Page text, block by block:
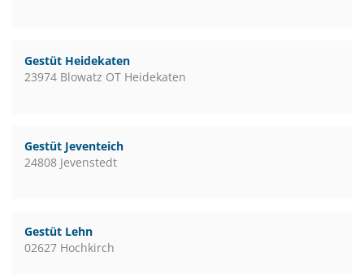
Gestüt Heidekaten
23974 Blowatz OT Heidekaten
Gestüt Jeventeich
24808 Jevenstedt
Gestüt Lehn
02627 Hochkirch